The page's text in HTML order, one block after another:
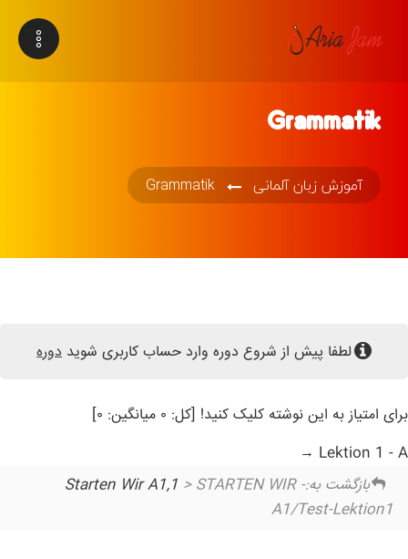
Grammatik
آموزش زبان آلمانی Grammatik
لطفا پیش از شروع دوره وارد حساب کاربری شویددوره
برای امتیاز به این نوشته کلیک کنید! [کل: ۰ میانگین: ۰]
Lektion 1 - A
بازگشت به:
Starten Wir A1,1 > STARTEN WIR -
A1/Test-Lektion1